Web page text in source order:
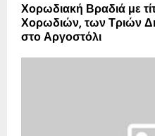
Χορωδιακή Βραδιά με
Χορωδιών, των Τριών
στο Αργοστόλι